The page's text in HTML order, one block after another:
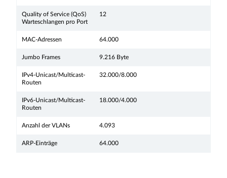
Quality of Service (QoS)
Warteschlangen pro Port
12
MAC-Adressen 64.000
Jumbo Frames 9.216 Byte
IPv4-Unicast/Multicast-
Routen
32.000/8.000
IPv6-Unicast/Multicast-
Routen
18.000/4.000
Anzahl der VLANs 4.093
ARP-Einträge 64.000